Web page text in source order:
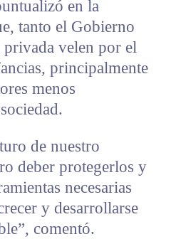
en la
tanto el Gobierno
velen por el
principalmente
menos
de nuestro
deber protegerlos y
necesarias
y desarrollarse
comentó.